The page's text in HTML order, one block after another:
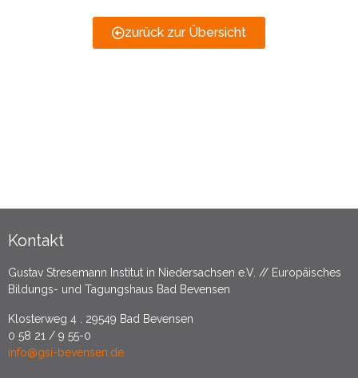
zurück zur Übersicht
Kontakt
Gustav Stresemann Institut in Niedersachsen e.V. // Europäisches
Bildungs- und Tagungshaus Bad Bevensen
Klosterweg 4 . 29549 Bad Bevensen
0 58 21 / 9 55-0
info@gsi-bevensen.de